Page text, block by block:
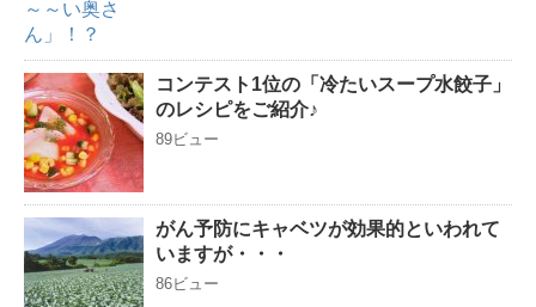
コンテスト1位の「冷たいスープ水餃子」
のレシピをご紹介♪
89ビュー
がん予防にキャベツが効果的といわれて
いますが・・・
86ビュー